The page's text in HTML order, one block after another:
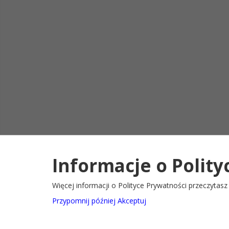
2022@ Oficjalny serwis internetowy Gminy Ryglice Deklaracja
Informacje o
Więcej informacji o Polityce Prywatności przeczytasz
Przypomnij później Akceptuj